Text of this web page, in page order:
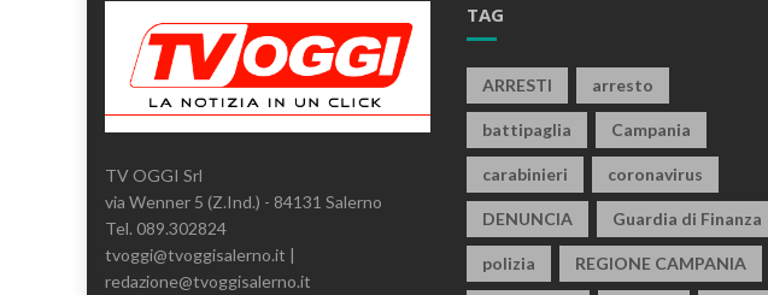
TV OGGI Srl
via Wenner 5 (Z.Ind.) - 84131 Salerno
Tel. 089.302824
tvoggi@tvoggisalerno.it |
redazione@tvoggisalerno.it
TAG
ARRESTI arresto
battipaglia Campania
carabinieri coronavirus
DENUNCIA Guardia di Finanza
polizia REGIONE CAMPANIA